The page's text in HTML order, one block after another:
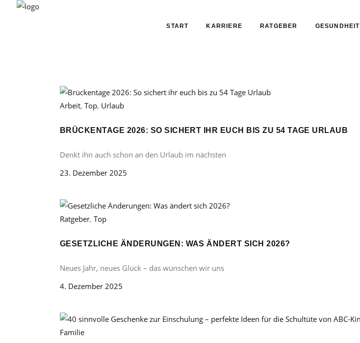
START KARRIERE RATGEBER GESUNDHEIT
Arbeit, Top, Urlaub
BRÜCKENTAGE 2026: SO SICHERT IHR EUCH BIS ZU 54 TAGE URLAUB
Denkt ihn auch schon an den Urlaub im nächsten
23. Dezember 2025
Ratgeber, Top
GESETZLICHE ÄNDERUNGEN: WAS ÄNDERT SICH 2026?
Neues Jahr, neues Glück – das wünschen wir uns
4. Dezember 2025
Familie